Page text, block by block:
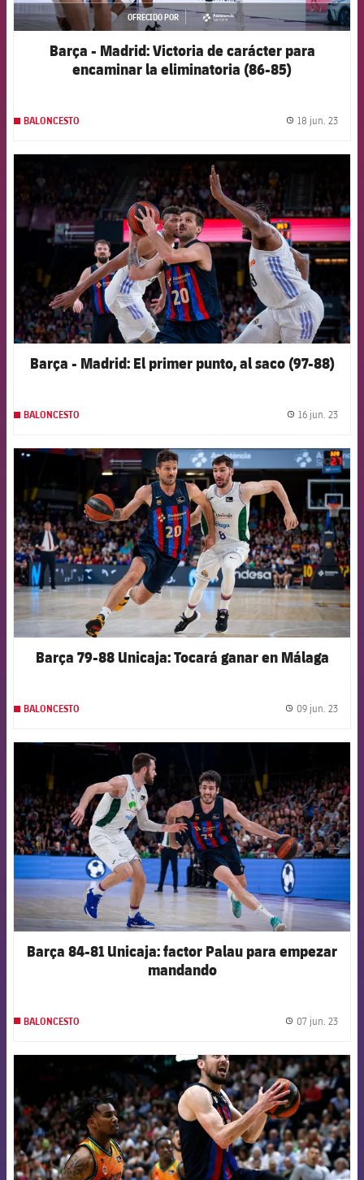
OFRECIDO POR
asistencia
Barça - Madrid: Victoria de carácter para
encaminar la eliminatoria (86-85)
BALONCESTO 18 jun. 23
FCB Barcelona badge
Barça - Madrid: El primer punto, al saco (97-88)
BALONCESTO 16 jun. 23
FCB Barcelona badge
Barça 79-88 Unicaja: Tocará ganar en Málaga
BALONCESTO 09 jun. 23
Barça 84-81 Unicaja: factor Palau para empezar
mandando
BALONCESTO 07 jun. 23
FCB Barcelona badge